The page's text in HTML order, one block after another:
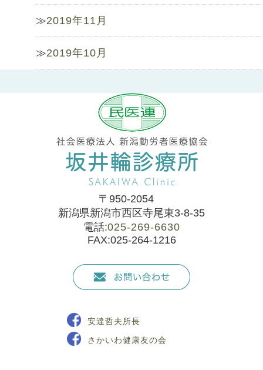
2019年11月
2019年10月
〒950-2054
新潟県新潟市西区寺尾東3-8-35
電話:025-269-6630
FAX:025-264-1216
安達哲夫所長
さかいわ健康友の会